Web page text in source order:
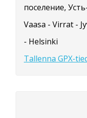
поселение,
Vaasa - Virrat -
- Helsinki
Tallenna GPX-